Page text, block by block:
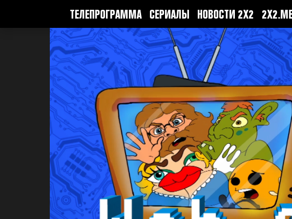
ТЕЛЕПРОГРАММА СЕРИАЛЫ НОВОСТИ 2Х2